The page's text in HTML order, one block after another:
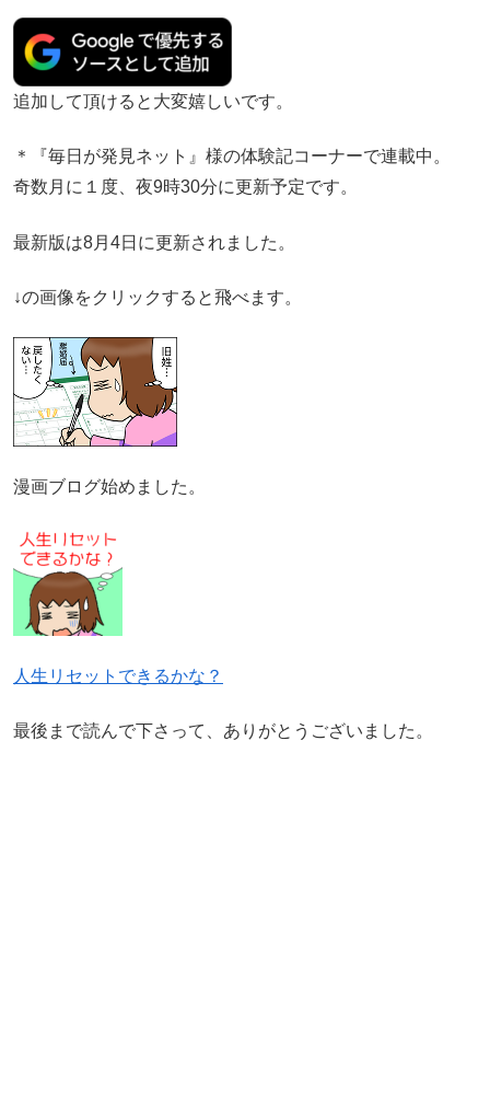
追加して頂けると大変嬉しいです。
＊『毎日が発見ネット』様の体験記コーナーで連載中。
奇数月に１度、夜9時30分に更新予定です。
最新版は8月4日に更新されました。
↓の画像をクリックすると飛べます。
漫画ブログ始めました。
人生リセットできるかな？
最後まで読んで下さって、ありがとうございました。